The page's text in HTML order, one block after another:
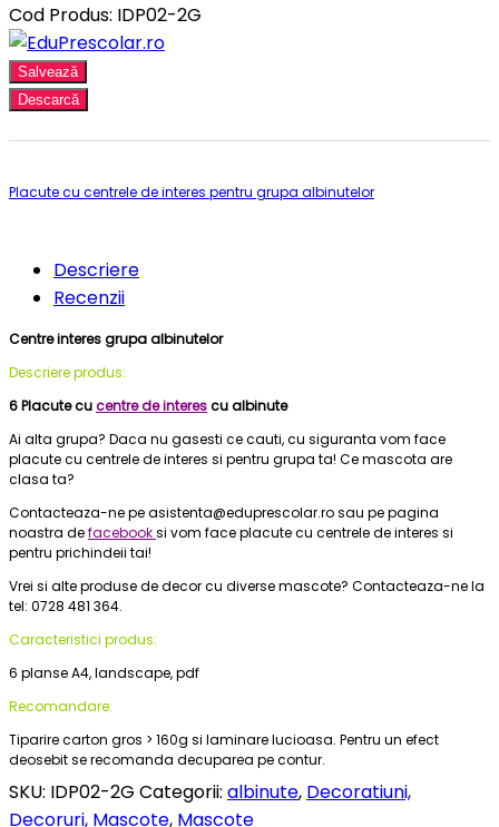
Cod Produs: IDP02-2G
Salvează
Descarcă
Placute cu centrele de interes pentru grupa albinutelor
Descriere
Recenzii
Centre interes grupa albinutelor
Descriere produs:
6 Placute cucentre de interescu albinute
Ai alta grupa? Daca nu gasesti ce cauti, cu siguranta vom face
placute cu centrele de interes si pentru grupa ta! Ce mascota are
clasa ta?
Contacteaza-ne pe asistenta@eduprescolar.ro sau pe pagina
noastra defacebooksi vom face placute cu centrele de interes si
pentru prichindeii tai!
Vrei si alte produse de decor cu diverse mascote? Contacteaza-ne la
tel: 0728 481 364.
Caracteristici produs:
6 planse A4, landscape, pdf
Recomandare:
Tiparire carton gros > 160g si laminare lucioasa. Pentru un efect
deosebit se recomanda decuparea pe contur.
SKU: IDP02-2G Categorii: albinute, Decoratiuni,
Decoruri, Mascote, Mascote